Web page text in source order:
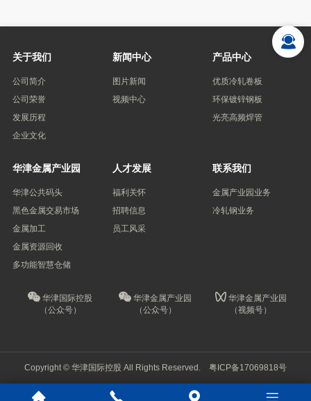
关于我们
公司简介
公司荣誉
发展历程
企业文化
新闻中心
图片新闻
视频中心
产品中心
优质冷轧卷板
环保镀锌钢板
光亮高频焊管
华津金属产业园
华津公共码头
黑色金属交易市场
金属加工
金属资源回收
多功能智慧仓储
人才发展
福利关怀
招聘信息
员工风采
联系我们
金属产业园业务
冷轧钢业务
华津国际控股
（公众号）
华津金属产业园
（公众号）
华津金属产业园
（视频号）
Copyright © 华津国际控股 All Rights Reserved. 粤ICP备17069818号